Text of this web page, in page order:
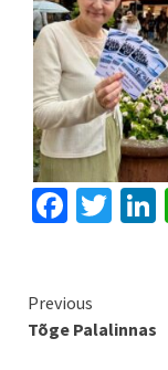
Continue
Reading
Previous
Tõge Palalinnas